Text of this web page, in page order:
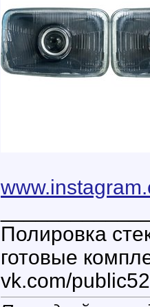
Полировка
готовые
vk.com/